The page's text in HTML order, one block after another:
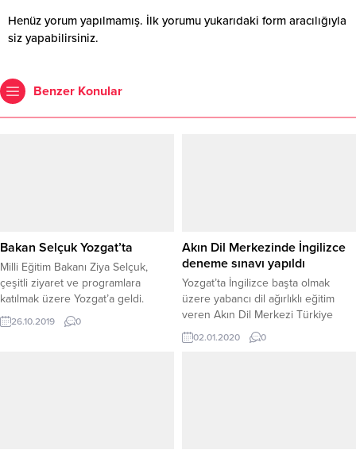
Henüz yorum yapılmamış. İlk yorumu yukarıdaki form aracılığıyla
siz yapabilirsiniz.
Benzer Konular
Bakan Selçuk Yozgat’ta
Milli Eğitim Bakanı Ziya Selçuk,
çeşitli ziyaret ve programlara
katılmak üzere Yozgat’a geldi.
26.10.2019 0
Akın Dil Merkezinde İngilizce
deneme sınavı yapıldı
Yozgat’ta İngilizce başta olmak
üzere yabancı dil ağırlıklı eğitim
veren Akın Dil Merkezi Türkiye
geneli İngilizce deneme sınavını
gerçekleştirdi.
02.01.2020 0